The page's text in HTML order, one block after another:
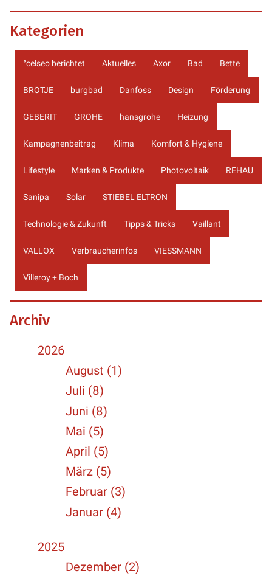
Kategorien
°celseo berichtet Aktuelles Axor Bad Bette
BRÖTJE burgbad Danfoss Design Förderung
GEBERIT GROHE hansgrohe Heizung
Kampagnenbeitrag Klima Komfort & Hygiene
Lifestyle Marken & Produkte Photovoltaik REHAU
Sanipa Solar STIEBEL ELTRON
Technologie & Zukunft Tipps & Tricks Vaillant
VALLOX Verbraucherinfos VIESSMANN
Villeroy + Boch
Archiv
2026
August (1)
Juli (8)
Juni (8)
Mai (5)
April (5)
März (5)
Februar (3)
Januar (4)
2025
Dezember (2)